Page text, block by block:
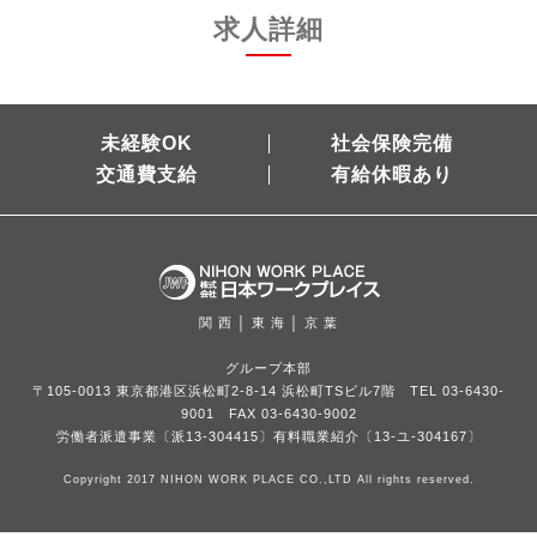
求人詳細
未経験OK
社会保険完備
交通費支給
有給休暇あり
関 西 │ 東 海 │ 京 葉
グループ本部
〒105-0013 東京都港区浜松町2-8-14 浜松町TSビル7階 TEL 03-6430-
9001 FAX 03-6430-9002
労働者派遣事業〔派13-304415〕有料職業紹介〔13-ユ-304167〕
Copyright 2017 NIHON WORK PLACE CO.,LTD All rights reserved.